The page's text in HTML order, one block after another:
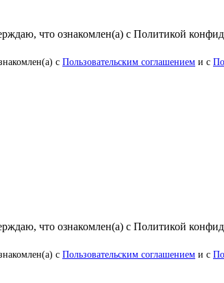
что ознакомлен(а) с Политикой
с Пользовательским соглашением и с
что ознакомлен(а) с Политикой
с Пользовательским соглашением и с